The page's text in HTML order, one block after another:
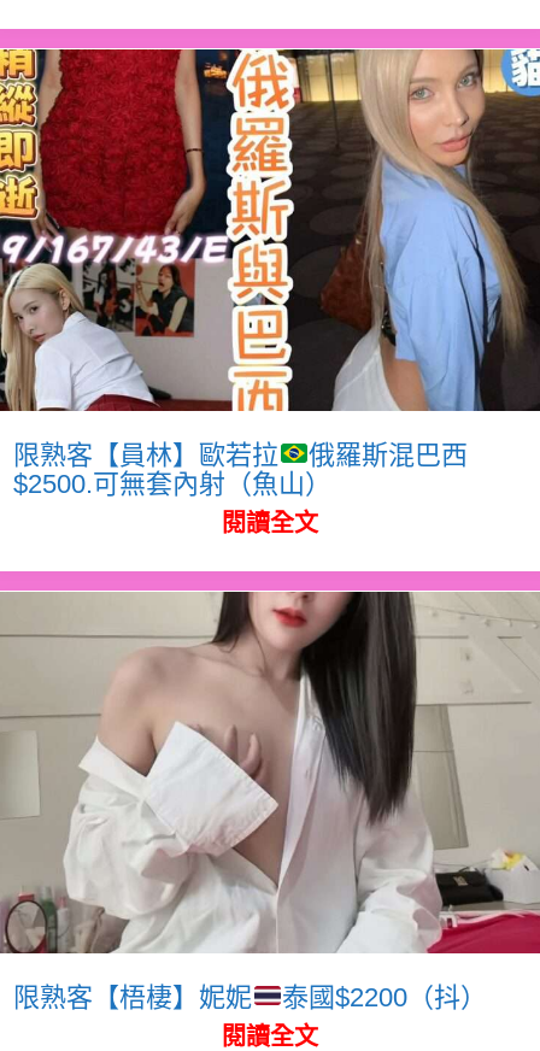
限熟客【員林】歐若拉
俄羅斯混巴西
$2500.可無套內射（魚山）
閱讀全文
限熟客【梧棲】妮妮 泰國$2200（抖）
閱讀全文